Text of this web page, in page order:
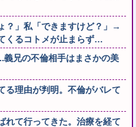
？」私「できますけど？」→
くるコトメが止まらず…
義兄の不倫相手はまさかの美
る理由が判明。不倫がバレて
れて行ってきた。治療を経て